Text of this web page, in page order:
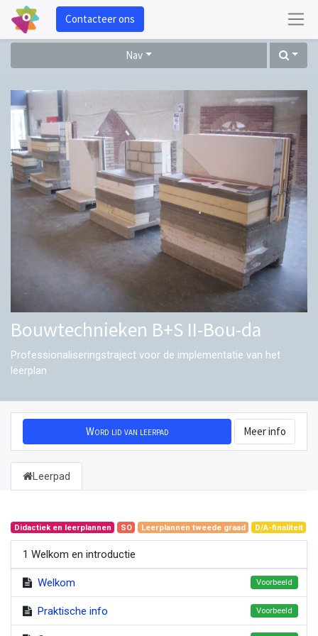
Contacteer ons
Nav
Bouwtechnieken B+S II-Bou-da
Professionaliseringstraject voor de implementatie van het
leerplan
Word lid van leerpad Meer info
Leerpad
Didactiek en leerplannen SO Leerplannen tweede graad D/A-finaliteit
1 Welkom en introductie
Welkom Voorbeeld
Praktische info Voorbeeld